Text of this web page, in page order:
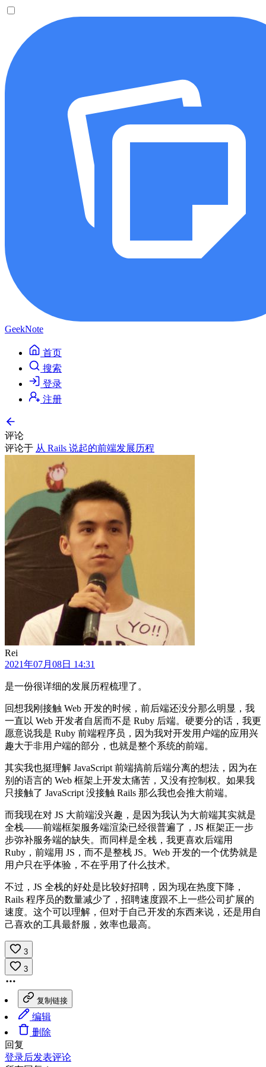
GeekNote
首页
搜索
登录
注册
评论
评论于 从 Rails 说起的前端发展历程
Rei
2021年07月08日 14:31
是一份很详细的发展历程梳理了。
回想我刚接触 Web 开发的时候，前后端还没分那么明显，我
一直以 Web 开发者自居而不是 Ruby 后端。硬要分的话，我更
愿意说我是 Ruby 前端程序员，因为我对开发用户端的应用兴
趣大于非用户端的部分，也就是整个系统的前端。
其实我也挺理解 JavaScript 前端搞前后端分离的想法，因为在
别的语言的 Web 框架上开发太痛苦，又没有控制权。如果我
只接触了 JavaScript 没接触 Rails 那么我也会推大前端。
而我现在对 JS 大前端没兴趣，是因为我认为大前端其实就是
全栈——前端框架服务端渲染已经很普遍了，JS 框架正一步
步弥补服务端的缺失。而同样是全栈，我更喜欢后端用
Ruby，前端用 JS，而不是整栈 JS。Web 开发的一个优势就是
用户只在乎体验，不在乎用了什么技术。
不过，JS 全栈的好处是比较好招聘，因为现在热度下降，
Rails 程序员的数量减少了，招聘速度跟不上一些公司扩展的
速度。这个可以理解，但对于自己开发的东西来说，还是用自
己喜欢的工具最舒服，效率也最高。
3
3
复制链接
编辑
删除
回复
登录后发表评论